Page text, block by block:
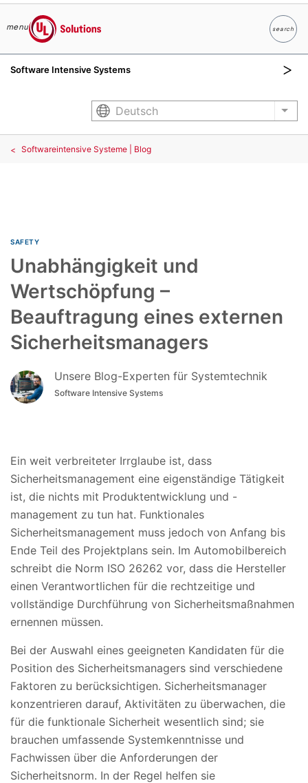
menu
UL Solutions
search
Suche
Software Intensive Systems
Deutsch List
Softwareintensive Systeme | Blog
SAFETY
Unabhängigkeit und
Wertschöpfung –
Beauftragung eines externen
Sicherheitsmanagers
Unsere Blog-Experten für Systemtechnik
Software Intensive Systems
Ein weit verbreiteter Irrglaube ist, dass
Sicherheitsmanagement eine eigenständige Tätigkeit
ist, die nichts mit Produktentwicklung und -
management zu tun hat. Funktionales
Sicherheitsmanagement muss jedoch von Anfang bis
Ende Teil des Projektplans sein. Im Automobilbereich
schreibt die Norm ISO 26262 vor, dass die Hersteller
einen Verantwortlichen für die rechtzeitige und
vollständige Durchführung von Sicherheitsmaßnahmen
ernennen müssen.
Bei der Auswahl eines geeigneten Kandidaten für die
Position des Sicherheitsmanagers sind verschiedene
Faktoren zu berücksichtigen. Sicherheitsmanager
konzentrieren darauf, Aktivitäten zu überwachen, die
für die funktionale Sicherheit wesentlich sind; sie
brauchen umfassende Systemkenntnisse und
Fachwissen über die Anforderungen der
Sicherheitsnorm. In der Regel helfen sie